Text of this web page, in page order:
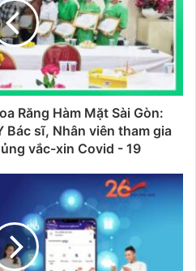
Răng Hàm Mặt Sài Gòn:
sĩ, Nhân viên tham gia
vắc-xin Covid - 19